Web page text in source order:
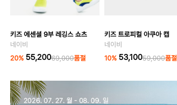
키즈 에센셜 9부 레깅스 쇼츠
네이비
20% 55,20069,000품절
키즈 트로피컬 아쿠아 캡
네이비
10% 53,10059,000품절